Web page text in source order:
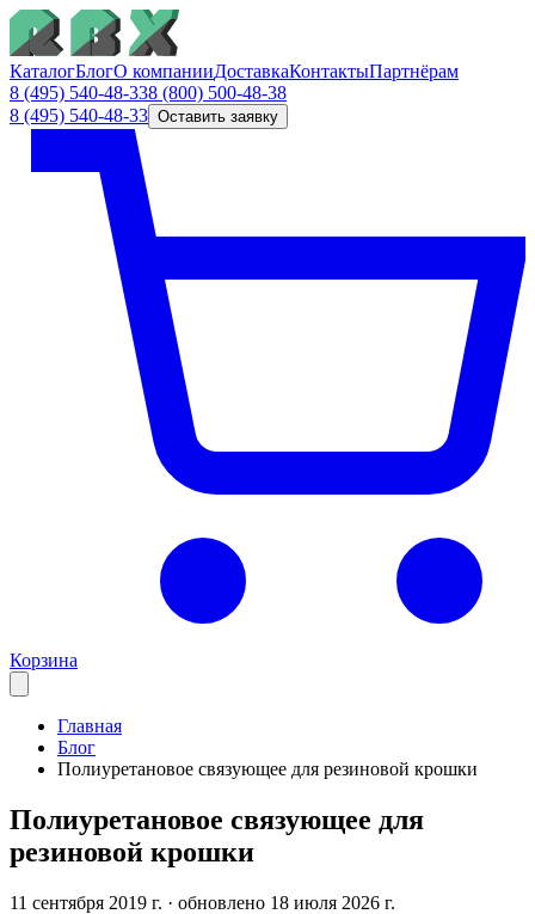
КаталогБлогО компанииДоставкаКонтактыПартнёрам
8 (495) 540-48-338 (800) 500-48-38
8 (495) 540-48-33 Оставить заявку
Корзина
Главная
Блог
Полиуретановое связующее для резиновой крошки
Полиуретановое связующее для
резиновой крошки
11 сентября 2019 г. · обновлено 18 июля 2026 г.